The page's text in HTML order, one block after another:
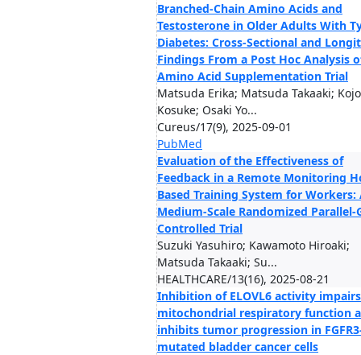
Branched-Chain Amino Acids and
Testosterone in Older Adults With
Diabetes: Cross-Sectional and
Findings From a Post Hoc Analysis
Amino Acid Supplementation Trial
Matsuda Erika; Matsuda Takaaki; Kojo
Kosuke; Osaki Yo...
Cureus/17(9), 2025-09-01
PubMed
Evaluation of the Effectiveness of
Feedback in a Remote Monitoring
Based Training System for Workers:
Medium-Scale Randomized Parallel-
Controlled Trial
Suzuki Yasuhiro; Kawamoto Hiroaki;
Matsuda Takaaki; Su...
HEALTHCARE/13(16), 2025-08-21
Inhibition of ELOVL6 activity impairs
mitochondrial respiratory function
inhibits tumor progression in
mutated bladder cancer cells